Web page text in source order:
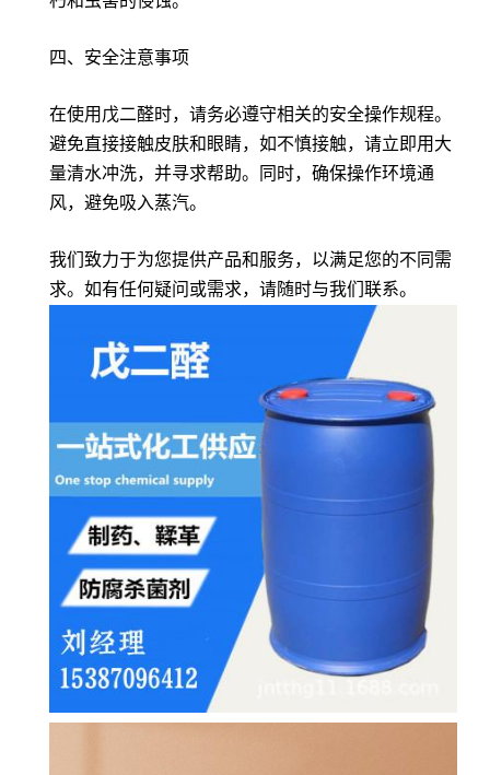
四、安全注意事项
在使用戊二醛时，请务必遵守相关的安全操作规程。
避免直接接触皮肤和眼睛，如不慎接触，请立即用大
量清水冲洗，并寻求帮助。同时，确保操作环境通
风，避免吸入蒸汽。
我们致力于为您提供产品和服务，以满足您的不同需
求。如有任何疑问或需求，请随时与我们联系。